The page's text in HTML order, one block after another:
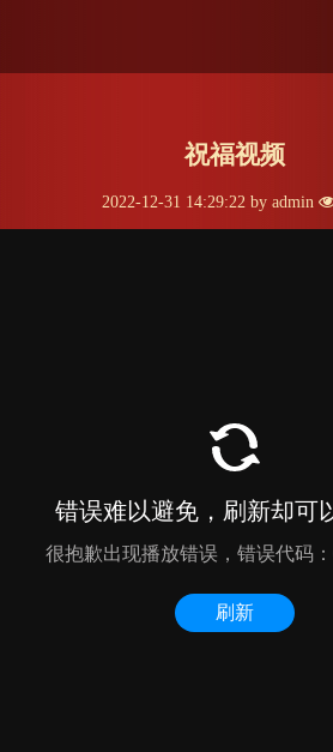
祝福视频
2022-12-31 14:29:22 by admin